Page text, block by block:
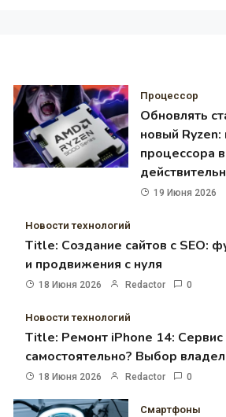
Процессор
Обновлять
новый Ryzen:
процессора
19 Июня 2026
Новости технологий
Title: Создание сайтов с SEO:
и продвижения с нуля
18 Июня 2026 Redactor 0
Новости технологий
Title: Ремонт iPhone 14: Сервис
самостоятельно? Выбор
18 Июня 2026 Redactor 0
Смартфоны